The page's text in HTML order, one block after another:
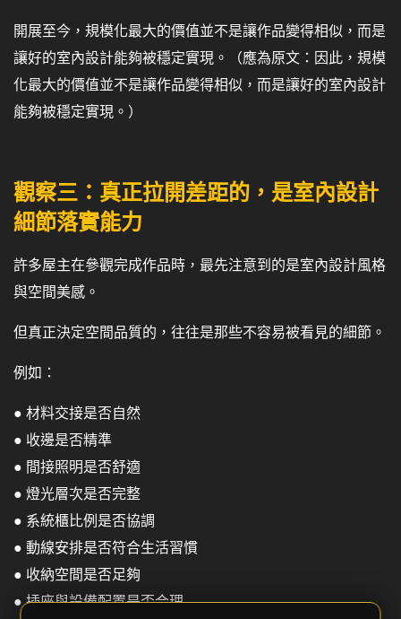
開展至今，規模化最大的價值並不是讓作品變得相似，而是
讓好的室內設計能夠被穩定實現。（應為原文：因此，規模
化最大的價值並不是讓作品變得相似，而是讓好的室內設計
能夠被穩定實現。）
觀察三：真正拉開差距的，是室內設計
細節落實能力
許多屋主在參觀完成作品時，最先注意到的是室內設計風格
與空間美感。
但真正決定空間品質的，往往是那些不容易被看見的細節。
例如：
● 材料交接是否自然
● 收邊是否精準
● 間接照明是否舒適
● 燈光層次是否完整
● 系統櫃比例是否協調
● 動線安排是否符合生活習慣
● 收納空間是否足夠
● 插座與設備配置是否合理